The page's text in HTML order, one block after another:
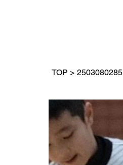
TOP > 2503080285